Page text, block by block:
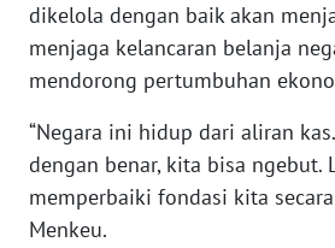
dikelola dengan baik akan
menjaga kelancaran belanja
mendorong pertumbuhan
“Negara ini hidup dari aliran
dengan benar, kita bisa ngebut.
memperbaiki fondasi kita
Menkeu.
PAPUA
BARAT
RIAU
WN
SERAMBI